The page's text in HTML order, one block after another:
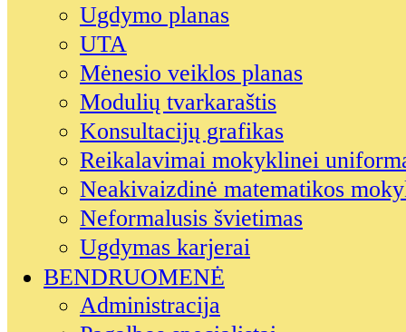
Ugdymo planas
UTA
Mėnesio veiklos planas
Modulių tvarkaraštis
Konsultacijų grafikas
Reikalavimai mokyklinei
Neakivaizdinė matematikos
Neformalusis švietimas
Ugdymas karjerai
BENDRUOMENĖ
Administracija